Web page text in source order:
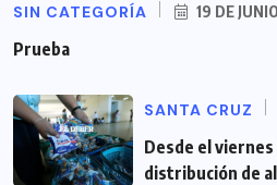
SIN CATEGORÍA 19 DE
Prueba
SANTA CRUZ
Desde el
distribución de